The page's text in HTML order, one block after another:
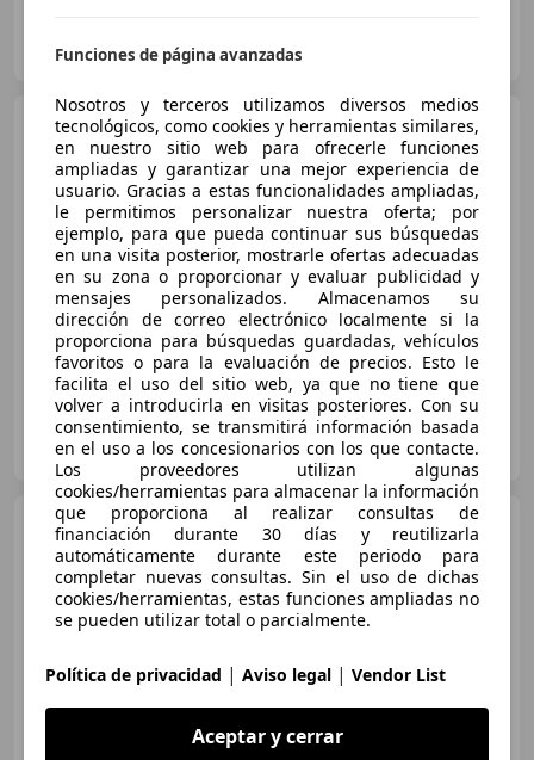
ES-48903 BARAKALDO
Audi A6 50 TFSIe S line
quattro-ultra S tronic
€ 59.090 1
Sin
comparación
06/2026 20 km Electro/Gasolina 220 kW (299 CV)
SANTANO AUTOMOCION, Volkswagen y Audi
ES-10005 CACERES
Audi A6
SLINE 50 TFSI
QUATTRO ULTRA BLACK LINE
€ 39.990 1
Gasolina
Funciones de página avanzadas
Nosotros y terceros utilizamos diversos medios
tecnológicos, como cookies y herramientas similares,
en nuestro sitio web para ofrecerle funciones
ampliadas y garantizar una mejor experiencia de
usuario. Gracias a estas funcionalidades ampliadas,
le permitimos personalizar nuestra oferta; por
ejemplo, para que pueda continuar sus búsquedas
en una visita posterior, mostrarle ofertas adecuadas
en su zona o proporcionar y evaluar publicidad y
mensajes personalizados. Almacenamos su
dirección de correo electrónico localmente si la
proporciona para búsquedas guardadas, vehículos
favoritos o para la evaluación de precios. Esto le
facilita el uso del sitio web, ya que no tiene que
volver a introducirla en visitas posteriores. Con su
consentimiento, se transmitirá información basada
en el uso a los concesionarios con los que contacte.
Los proveedores utilizan algunas
cookies/herramientas para almacenar la información
que proporciona al realizar consultas de
financiación durante 30 días y reutilizarla
automáticamente durante este periodo para
completar nuevas consultas. Sin el uso de dichas
cookies/herramientas, estas funciones ampliadas no
se pueden utilizar total o parcialmente.
Política de privacidad | Aviso legal | Vendor List
Aceptar y cerrar